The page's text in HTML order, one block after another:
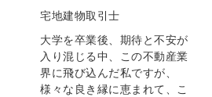
宅地建物取引士
大学を卒業後、期待と不安が
入り混じる中、この不動産業
界に飛び込んだ私ですが、
様々な良き縁に恵まれて、こ